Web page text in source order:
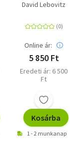
fagylalt,
gelato,
granita, és
amikkel
David Lebovitz
Online ár:
5 850 Ft
Eredeti ár: 6 500
Ft
Kosárba
1 - 2 munkanap